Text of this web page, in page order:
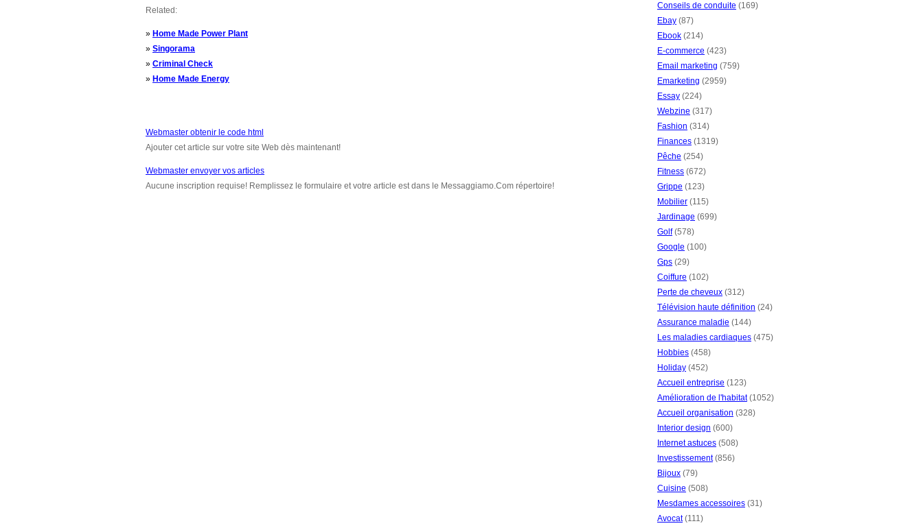
Related:
» Home Made Power Plant
» Singorama
» Criminal Check
» Home Made Energy
Webmaster obtenir le code html
Ajouter cet article sur votre site Web dès maintenant!
Webmaster envoyer vos articles
Aucune inscription requise! Remplissez le formulaire et votre article est dans le Messaggiamo.Com répertoire!
Conseils de conduite (169)
Ebay (87)
Ebook (214)
E-commerce (423)
Email marketing (759)
Emarketing (2959)
Essay (224)
Webzine (317)
Fashion (314)
Finances (1319)
Pêche (254)
Fitness (672)
Grippe (123)
Mobilier (115)
Jardinage (699)
Golf(578)
Google (100)
Gps (29)
Coiffure (102)
Perte de cheveux (312)
Télévision haute définition (24)
Assurance maladie (144)
Les maladies cardiaques (475)
Hobbies (458)
Holiday (452)
Accueil entreprise (123)
Amélioration de l'habitat(1052)
Accueil organisation (328)
Interior design (600)
Internet astuces (508)
Investissement(856)
Bijoux (79)
Cuisine (508)
Mesdames accessoires (31)
Avocat(111)